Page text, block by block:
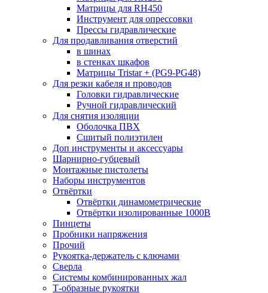
Матрицы для RH450
Инструмент для опрессовки
Прессы гидравлические
Для продавливания отверстий
в шинах
в стенках шкафов
Матрицы Tristar + (PG9-PG48)
Для резки кабеля и проводов
Головки гидравлические
Ручной гидравлический
Для снятия изоляции
Оболочка ПВХ
Сшитый полиэтилен
Доп инструменты и аксессуары
Шарнирно-губцевый
Монтажные пистолеты
Наборы инструментов
Отвёртки
Отвёртки динамометрические
Отвёртки изолированные 1000В
Пинцеты
Пробники напряжения
Прочий
Рукоятка-держатель с ключами
Сверла
Системы комбинированных жал
Т-образные рукоятки